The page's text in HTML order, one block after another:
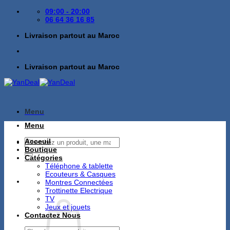
Passer
09:00 - 20:00
06 64 36 16 85
Livraison partout au Maroc
Livraison partout au Maroc
Menu
Recherche
pour :
Menu
Acceuil
Boutique
Catégories
Téléphone & tablette
Ecouteurs & Casques
Montres Connectées
Trottinette Electrique
TV
Jeux et jouets
Contactez Nous